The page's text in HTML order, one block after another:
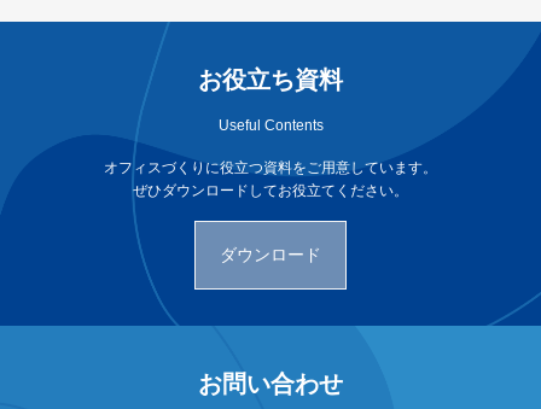
お役立ち資料
Useful Contents
オフィスづくりに役立つ資料をご用意しています。
ぜひダウンロードしてお役立てください。
ダウンロード
お問い合わせ